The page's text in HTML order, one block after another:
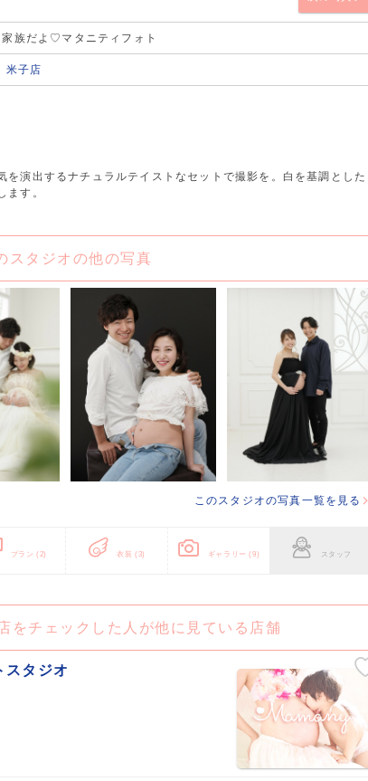
族だよ♡マタニティフォト
米子店
演出するナチュラルテイストなセットで撮影を。白を基調とした
ます。
スタジオの他の写真
このスタジオの写真一覧を見る
プラン(2) 衣装(3) ギャラリー(9) スタッフ
をチェックした人が他に見ている店舗
タジオ